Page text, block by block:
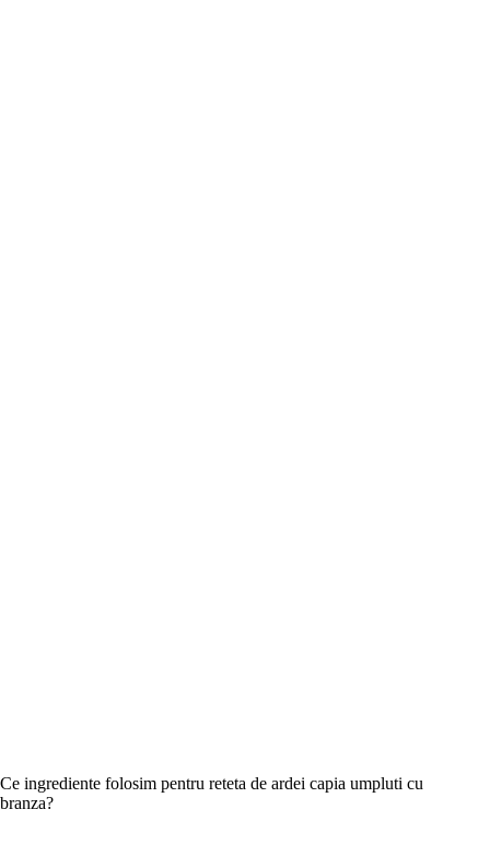
Ce ingrediente folosim pentru reteta de ardei capia umpluti cu
branza?